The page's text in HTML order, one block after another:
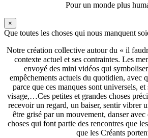
Pour un monde plus
×
Que toutes les choses qui nous manquent
Notre création collective autour du « il
contexte actuel et ses contraintes. Les
envoyé des mini vidéos qui
empêchements actuels du quotidien, avec
parce que ces manques sont universels, et
visage,…Ces petites et grandes choses
recevoir un regard, un baiser, sentir vibrer
être grisé par un mouvement, danser avec
choses qui font partie des rencontres que
que les Créants